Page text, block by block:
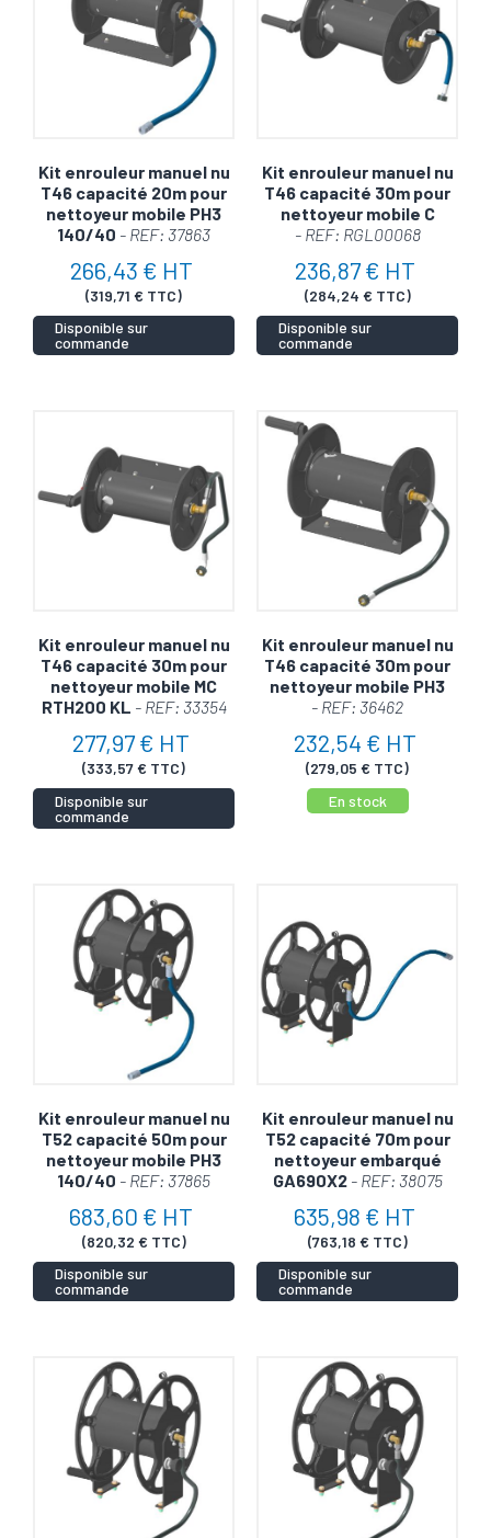
Kit enrouleur manuel nu
T46 capacité 20m pour
nettoyeur mobile PH3
140/40 - REF: 37863
266,43 € HT
(319,71 € TTC)
Disponible sur
commande
Kit enrouleur manuel nu
T46 capacité 30m pour
nettoyeur mobile C
- REF: RGL00068
236,87 € HT
(284,24 € TTC)
Disponible sur
commande
Kit enrouleur manuel nu
T46 capacité 30m pour
nettoyeur mobile MC
RTH200 KL - REF: 33354
277,97 € HT
(333,57 € TTC)
Disponible sur
commande
Kit enrouleur manuel nu
T46 capacité 30m pour
nettoyeur mobile PH3
- REF: 36462
232,54 € HT
(279,05 € TTC)
En stock
Kit enrouleur manuel nu
T52 capacité 50m pour
nettoyeur mobile PH3
140/40 - REF: 37865
683,60 € HT
(820,32 € TTC)
Disponible sur
commande
Kit enrouleur manuel nu
T52 capacité 70m pour
nettoyeur embarqué
GA690X2 - REF: 38075
635,98 € HT
(763,18 € TTC)
Disponible sur
commande